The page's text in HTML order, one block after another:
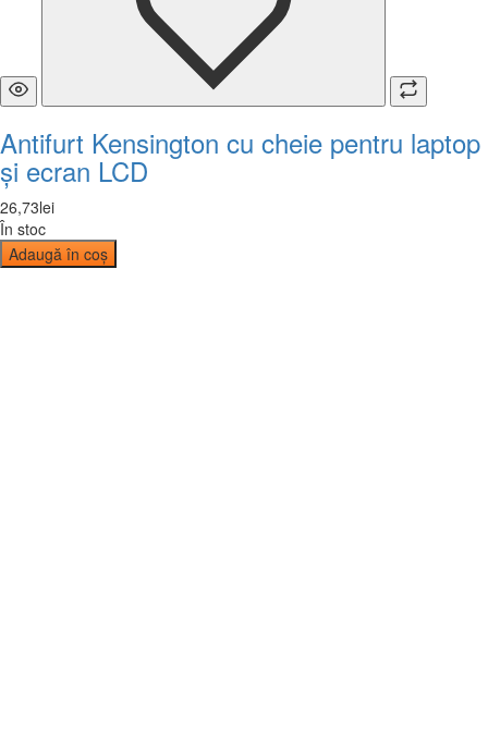
Antifurt Kensington cu cheie pentru laptop
și ecran LCD
26,73lei
În stoc
Adaugă în coș